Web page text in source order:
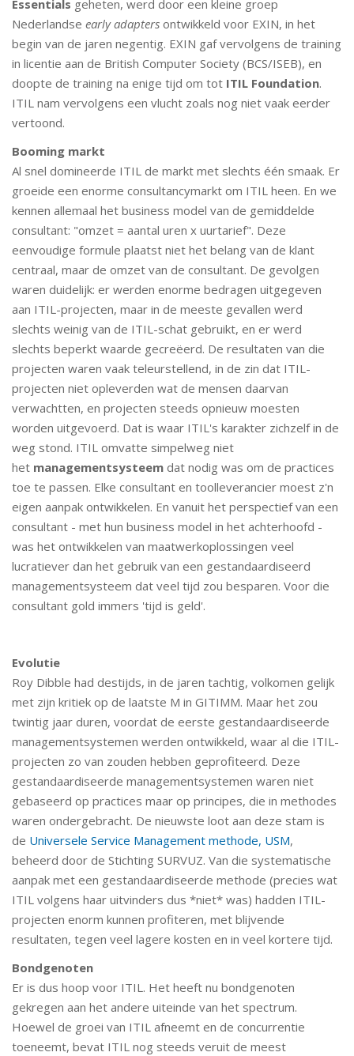
Essentials geheten, werd door een kleine groep
Nederlandse early adapters ontwikkeld voor EXIN, in het
begin van de jaren negentig. EXIN gaf vervolgens de training
in licentie aan de British Computer Society (BCS/ISEB), en
doopte de training na enige tijd om tot ITIL Foundation.
ITIL nam vervolgens een vlucht zoals nog niet vaak eerder
vertoond.
Booming markt
Al snel domineerde ITIL de markt met slechts één smaak. Er
groeide een enorme consultancymarkt om ITIL heen. En we
kennen allemaal het business model van de gemiddelde
consultant: "omzet = aantal uren x uurtarief". Deze
eenvoudige formule plaatst niet het belang van de klant
centraal, maar de omzet van de consultant. De gevolgen
waren duidelijk: er werden enorme bedragen uitgegeven
aan ITIL-projecten, maar in de meeste gevallen werd
slechts weinig van de ITIL-schat gebruikt, en er werd
slechts beperkt waarde gecreëerd. De resultaten van die
projecten waren vaak teleurstellend, in de zin dat ITIL-
projecten niet opleverden wat de mensen daarvan
verwachtten, en projecten steeds opnieuw moesten
worden uitgevoerd. Dat is waar ITIL's karakter zichzelf in de
weg stond. ITIL omvatte simpelweg niet
het managementsysteem dat nodig was om de practices
toe te passen. Elke consultant en toolleverancier moest z'n
eigen aanpak ontwikkelen. En vanuit het perspectief van een
consultant - met hun business model in het achterhoofd -
was het ontwikkelen van maatwerkoplossingen veel
lucratiever dan het gebruik van een gestandaardiseerd
managementsysteem dat veel tijd zou besparen. Voor die
consultant gold immers 'tijd is geld'.
Evolutie
Roy Dibble had destijds, in de jaren tachtig, volkomen gelijk
met zijn kritiek op de laatste M in GITIMM. Maar het zou
twintig jaar duren, voordat de eerste gestandaardiseerde
managementsystemen werden ontwikkeld, waar al die ITIL-
projecten zo van zouden hebben geprofiteerd. Deze
gestandaardiseerde managementsystemen waren niet
gebaseerd op practices maar op principes, die in methodes
waren ondergebracht. De nieuwste loot aan deze stam is
de Universele Service Management methode, USM,
beheerd door de Stichting SURVUZ. Van die systematische
aanpak met een gestandaardiseerde methode (precies wat
ITIL volgens haar uitvinders dus *niet* was) hadden ITIL-
projecten enorm kunnen profiteren, met blijvende
resultaten, tegen veel lagere kosten en in veel kortere tijd.
Bondgenoten
Er is dus hoop voor ITIL. Het heeft nu bondgenoten
gekregen aan het andere uiteinde van het spectrum.
Hoewel de groei van ITIL afneemt en de concurrentie
toeneemt, bevat ITIL nog steeds veruit de meest